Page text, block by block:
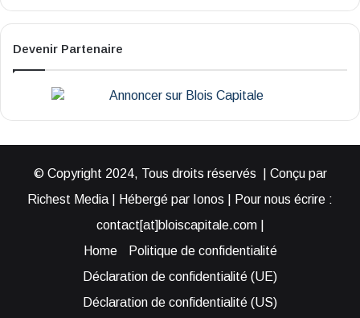
Devenir Partenaire
© Copyright 2024, Tous droits réservés | Conçu par
Richest Media | Hébergé par Ionos | Pour nous écrire :
contact[at]bloiscapitale.com |
Home
Politique de confidentialité
Déclaration de confidentialité (UE)
Déclaration de confidentialité (US)